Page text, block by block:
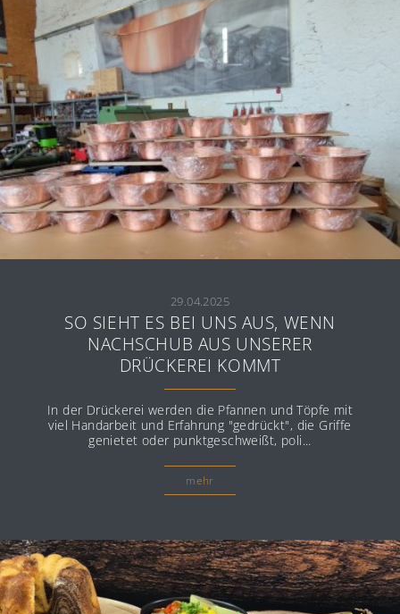
29.04.2025
SO SIEHT ES BEI UNS AUS, WENN
NACHSCHUB AUS UNSERER
DRÜCKEREI KOMMT
In der Drückerei werden die Pfannen und Töpfe mit
viel Handarbeit und Erfahrung "gedrückt", die Griffe
genietet oder punktgeschweißt, poli...
mehr